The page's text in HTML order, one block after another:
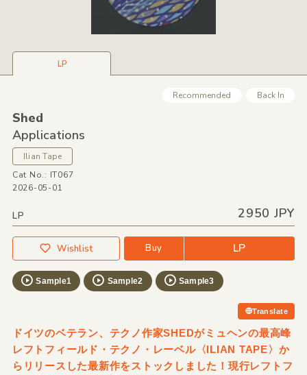
LP
Recommended Back In
Shed
Applications
Ilian Tape
Cat No.: IT067
2026-05-01
LP 2950 JPY
Wishlist Buy LP
Sample1 Sample2 Sample3
Translate
ドイツのベテラン、テクノ作家SHEDがミュヘンの最高峰
レフトフィールド・テクノ・レーベル〈ILIAN TAPE〉か
らリリースした最新作をストックしました！現行レフトフ